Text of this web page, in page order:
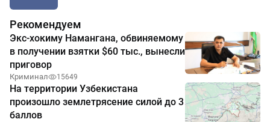
Рекомендуем
Экс-хокиму Намангана, обвиняемому
в получении взятки $60 тыс., вынесли
приговор
Криминал 15649
На территории Узбекистана
произошло землетрясение силой до 3
баллов